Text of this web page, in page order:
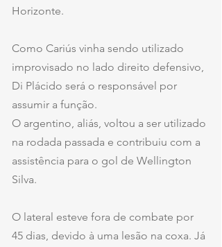
Horizonte.
Como Cariús vinha sendo utilizado
improvisado no lado direito defensivo,
Di Plácido será o responsável por
assumir a função.
O argentino, aliás, voltou a ser utilizado
na rodada passada e contribuiu com a
assistência para o gol de Wellington
Silva.
O lateral esteve fora de combate por
45 dias, devido à uma lesão na coxa. Já